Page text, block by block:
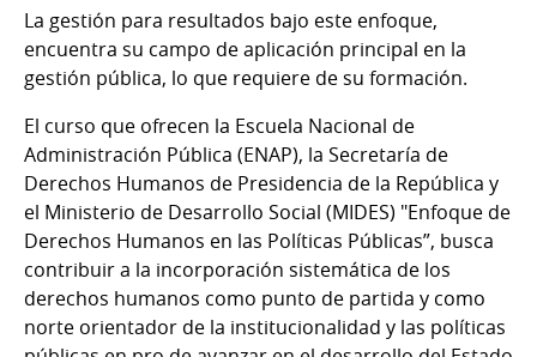
La gestión para resultados bajo este enfoque,
encuentra su campo de aplicación principal en la
gestión pública, lo que requiere de su formación.
El curso que ofrecen la Escuela Nacional de
Administración Pública (ENAP), la Secretaría de
Derechos Humanos de Presidencia de la República y
el Ministerio de Desarrollo Social (MIDES) "Enfoque de
Derechos Humanos en las Políticas Públicas”, busca
contribuir a la incorporación sistemática de los
derechos humanos como punto de partida y como
norte orientador de la institucionalidad y las políticas